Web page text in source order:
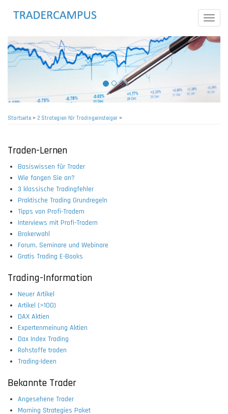
Toggle
Startseite> 2 Strategien für Tradingeinsteiger >
Traden-Lernen
Basiswissen für Trader
Wie fangen Sie an?
3 klassische Tradingfehler
Praktische Trading Grundregeln
Tipps von Profi-Tradern
Interviews mit Profi-Tradern
Brokerwahl
Forum, Seminare und Webinare
Gratis Trading E-Books
Trading-Information
Neuer Artikel
Artikel (>100)
DAX Aktien
Expertenmeinung Aktien
Dax Index Trading
Rohstoffe traden
Trading-Ideen
Bekannte Trader
Angesehene Trader
Morning Strategies Paket